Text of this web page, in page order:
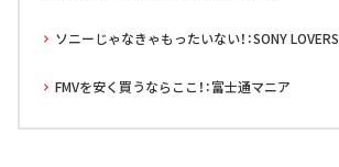
ソニーじゃなきゃもったいない！：SONY LOVERS
FMVを安く買うならここ！：富士通マニア